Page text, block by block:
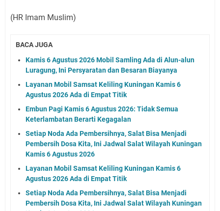
(HR Imam Muslim)
BACA JUGA
Kamis 6 Agustus 2026 Mobil Samling Ada di Alun-alun
Luragung, Ini Persyaratan dan Besaran Biayanya
Layanan Mobil Samsat Keliling Kuningan Kamis 6
Agustus 2026 Ada di Empat Titik
Embun Pagi Kamis 6 Agustus 2026: Tidak Semua
Keterlambatan Berarti Kegagalan
Setiap Noda Ada Pembersihnya, Salat Bisa Menjadi
Pembersih Dosa Kita, Ini Jadwal Salat Wilayah Kuningan
Kamis 6 Agustus 2026
Layanan Mobil Samsat Keliling Kuningan Kamis 6
Agustus 2026 Ada di Empat Titik
Setiap Noda Ada Pembersihnya, Salat Bisa Menjadi
Pembersih Dosa Kita, Ini Jadwal Salat Wilayah Kuningan